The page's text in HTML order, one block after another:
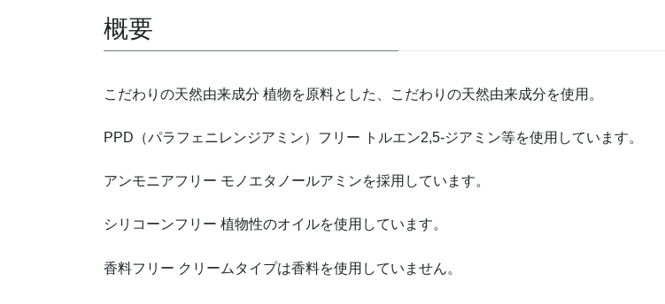
概要
こだわりの天然由来成分 植物を原料とした、こだわりの天然由来成分を使用。
PPD（パラフェニレンジアミン）フリー トルエン2,5-ジアミン等を使用しています。
アンモニアフリー モノエタノールアミンを採用しています。
シリコーンフリー 植物性のオイルを使用しています。
香料フリー クリームタイプは香料を使用していません。